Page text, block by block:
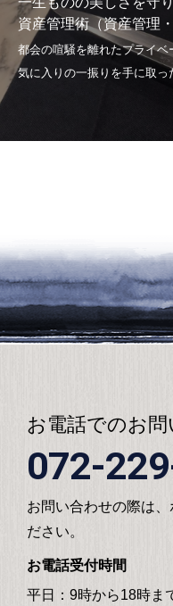
資産管理術（資産管理
お電話でのお
072-
お問い合わせの際は
ださい。
お電話受付時間
平日：9時から18時ま